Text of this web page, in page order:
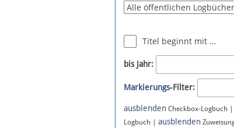
Titel beginnt mit …
bis Jahr:
Markierungs-Filter:
ausblenden Checkbox-Logbuch |
Logbuch | ausblenden